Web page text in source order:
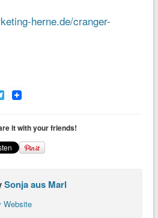
herne.de/cranger-
Telegram
it with your friends!
Sonja aus Marl
Website